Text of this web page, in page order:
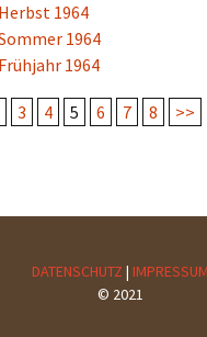
1964
1964
1964
3 4 5 6 7 8 >>
DATENSCHUTZ | IMPRESSUM
© 2021